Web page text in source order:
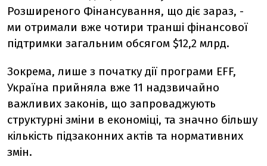
Розширеного Фінансування, що діє зараз, -
ми отримали вже чотири транші фінансової
підтримки загальним обсягом $12,2 млрд.
Зокрема, лише з початку дії програми EFF,
Україна прийняла вже 11 надзвичайно
важливих законів, що запроваджують
структурні зміни в економіці, та значно більшу
кількість підзаконних актів та нормативних
змін.